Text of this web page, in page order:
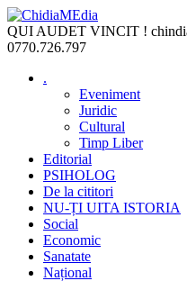
Skip
to
content
QUI AUDET VINCIT !
0770.726.797
.
Eveniment
Juridic
Cultural
Timp Liber
Editorial
PSIHOLOG
De la cititori
NU-ȚI UITA ISTORIA
Social
Economic
Sanatate
Național